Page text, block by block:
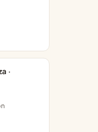
·